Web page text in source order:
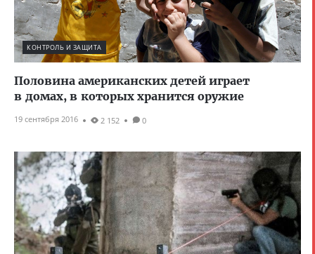
КОНТРОЛЬ И ЗАЩИТА
Половина американских детей играет
в домах, в которых хранится оружие
19 сентября 2016 2 152 0